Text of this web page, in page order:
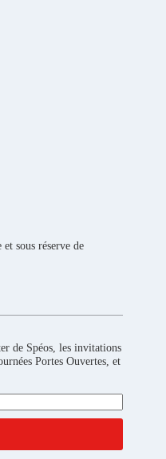
sous réserve de
de Spéos, les invitations
Portes Ouvertes, et